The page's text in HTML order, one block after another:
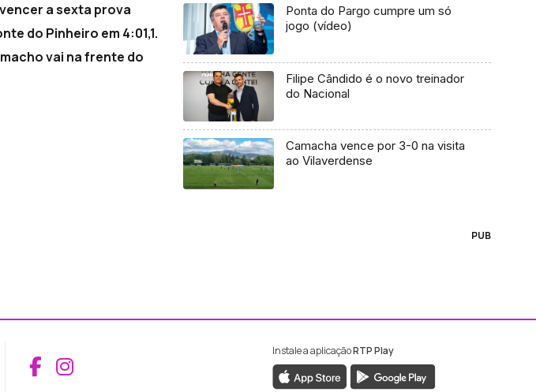
a sexta prova
do Pinheiro em 4:01,1.
vai na frente do
Ponta do Pargo cumpre um só
jogo (vídeo)
Filipe Cândido é o novo treinador
do Nacional
Camacha vence por 3-0 na visita
ao Vilaverdense
PUB
Aceder ao Facebook da RTP Madeira
Aceder ao Instagram da RTP Madeira
Instale a aplicaçãoRTP Play